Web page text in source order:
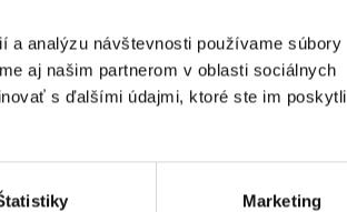
a analýzu návštevnosti používame súbory
aj našim partnerom v oblasti sociálnych
s ďalšími údajmi, ktoré ste im poskytli
Marketing